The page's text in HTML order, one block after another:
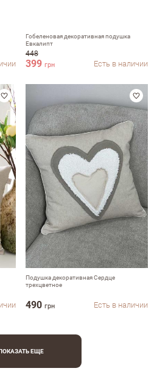
Гобеленовая декоративная подушка
Евкалипт
448
399 грн Есть в наличии
Подушка декоративная Сердце
трехцветное
490 грн Есть в наличии
ЕЩЕ